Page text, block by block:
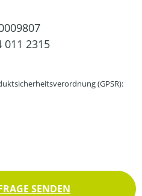
011 2315
(GPSR):
SENDEN